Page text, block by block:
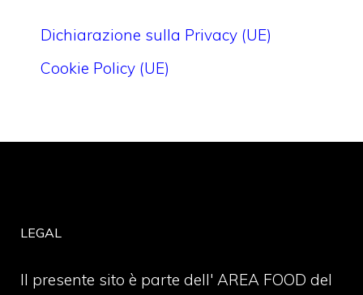
Dichiarazione sulla Privacy (UE)
Cookie Policy (UE)
LEGAL
Il presente sito è parte dell' AREA FOOD del